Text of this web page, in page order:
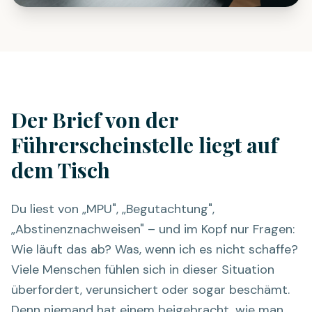
Der Brief von der
Führerscheinstelle liegt auf
dem Tisch
Du liest von „MPU", „Begutachtung",
„Abstinenznachweisen" – und im Kopf nur Fragen:
Wie läuft das ab? Was, wenn ich es nicht schaffe?
Viele Menschen fühlen sich in dieser Situation
überfordert, verunsichert oder sogar beschämt.